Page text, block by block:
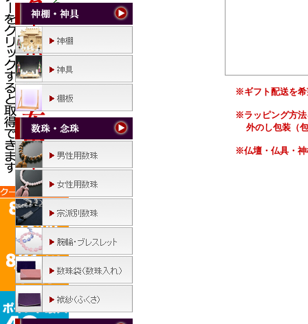
※ギフト配送を希
※ラッピング方法
外のし包装（包
※仏壇・仏具・神